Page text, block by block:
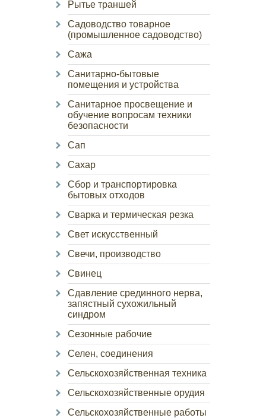
Рытье траншей
Садоводство товарное
(промышленное садоводство)
Сажа
Санитарно-бытовые
помещения и устройства
Санитарное просвещение и
обучение вопросам техники
безопасности
Сап
Сахар
Сбор и транспортировка
бытовых отходов
Сварка и термическая резка
Свет искусственный
Свечи, производство
Свинец
Сдавление срединного нерва,
запястный сухожильный
синдром
Сезонные рабочие
Селен, соединения
Сельскохозяйственная техника
Сельскохозяйственные орудия
Сельскохозяйственные работы